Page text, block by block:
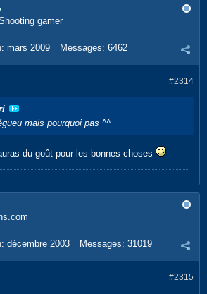
gamer
mars 2009 Messages: 6462
#2314
mais pourquoi pas ^^
du goût pour les bonnes choses
décembre 2003 Messages: 31019
#2315